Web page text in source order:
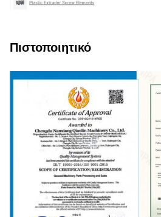
Πιστοποιητικό